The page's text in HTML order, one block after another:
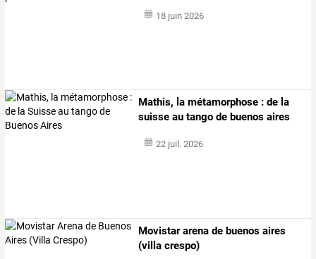
18 juin 2026
Mathis, la métamorphose : de la
suisse au tango de buenos aires
22 juil. 2026
Movistar arena de buenos aires
(villa crespo)